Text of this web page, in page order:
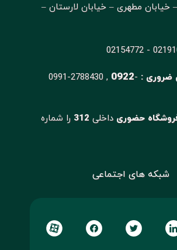
خیابان مطهری – خیابان لارستان –
ضروری : 0991-2788430 , 0922-
حضوریداخلی 312 را شماره
شبکه های اجتماعی